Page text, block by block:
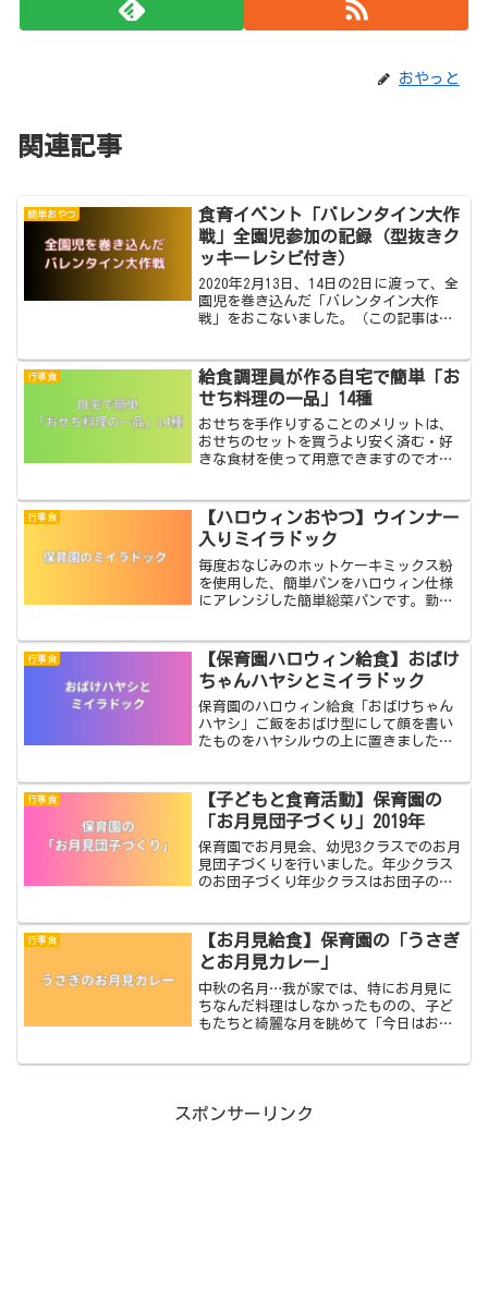
おやっと
関連記事
簡単おやつ
食育イベント「バレンタイン大作
戦」全園児参加の記録（型抜きク
ッキーレシピ付き）
2020年2月13日、14日の2日に渡って、全
園児を巻き込んだ「バレンタイン大作
戦」をおこないました。（この記事は、
もらい、バレンタインのクッキーづくり
をする クッキ...
行事食
給食調理員が作る自宅で簡単「お
せち料理の一品」14種
おせちを手作りすることのメリットは、
おせちのセットを買うより安く済む・好
きな食材を使って用意できますのでオリ
とができるから嫌いなものが入らない・
作っている横から味見と称して試食でき
るなどです。
行事食
【ハロウィンおやつ】ウインナー
入りミイラドック
毎度おなじみのホットケーキミックス粉
を使用した、簡単パンをハロウィン仕様
にアレンジした簡単総菜パンです。勤務
本分）ミイラドック ホットケーキミック
ス粉 200g 卵 ...
行事食
【保育園ハロウィン給食】おばけ
ちゃんハヤシとミイラドック
保育園のハロウィン給食「おばけちゃん
ハヤシ」ご飯をおばけ型にして顔を書い
たものをハヤシルウの上に置きました。
とバットに並べてラップをし、配膳直前
に手際よく仕上げができる...
行事食
【子どもと食育活動】保育園の
「お月見団子づくり」2019年
保育園でお月見会、幼児3クラスでのお月
見団子づくりを行いました。年少クラス
のお団子づくり年少クラスはお団子の生
分けるとことから始めます。年少さんに
いきなり4つにしてと...
行事食
【お月見給食】保育園の「うさぎ
とお月見カレー」
中秋の名月…我が家では、特にお月見に
ちなんだ料理はしなかったものの、子ど
もたちと綺麗な月を眺めて「今日はお月
スポンサーリンク